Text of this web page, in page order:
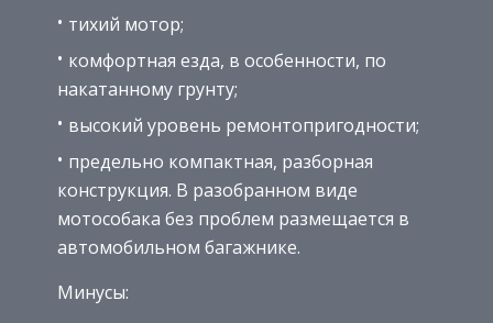
тихий мотор;
комфортная езда, в особенности, по
накатанному грунту;
высокий уровень ремонтопригодности;
предельно компактная, разборная
конструкция. В разобранном виде
мотособака без проблем размещается в
автомобильном багажнике.
Минусы: